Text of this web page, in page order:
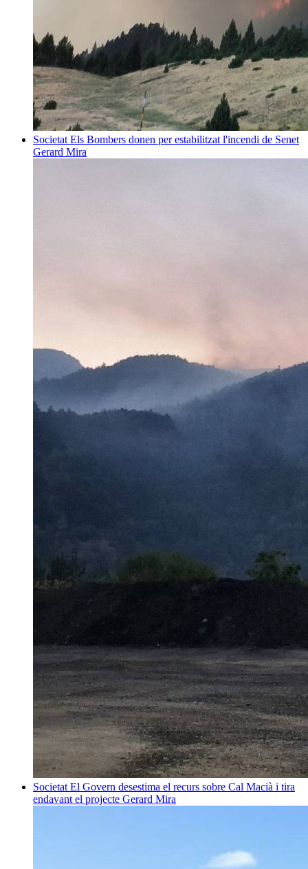
Societat Els Bombers donen per estabilitzat l'incendi de Senet
Gerard Mira
Societat El Govern desestima el recurs sobre Cal Macià i tira
endavant el projecte Gerard Mira